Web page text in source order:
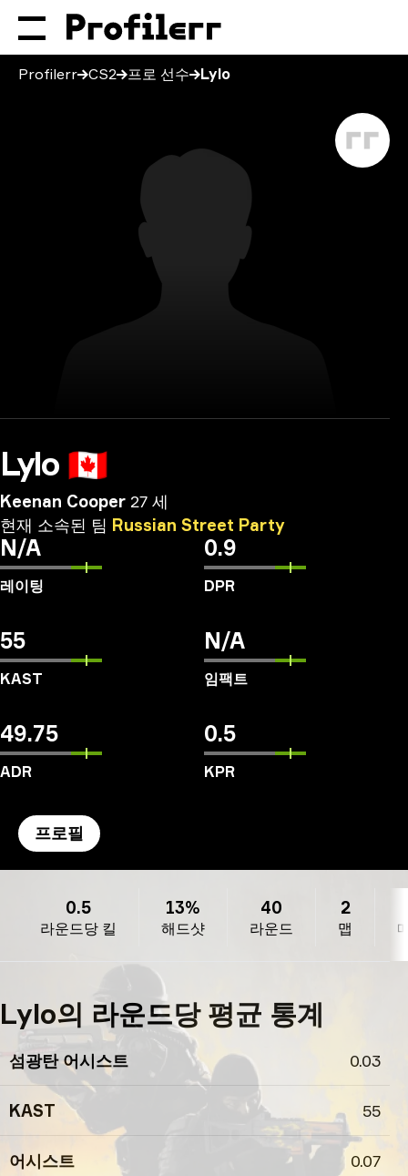
Profilerr CS2 프로 선수 Lylo
Lylo 🇨🇦
Keenan Cooper 27 세
현재 소속된 팀 Russian Street Party
N/A
레이팅
0.9
DPR
55
KAST
N/A
임팩트
49.75
ADR
0.5
KPR
프로필
라운드당 킬
0.5
해드샷
13%
라운드
40
맵
2
Lylo의 라운드당 평균 통계
섬광탄 어시스트 0.03
KAST 55
어시스트 0.07